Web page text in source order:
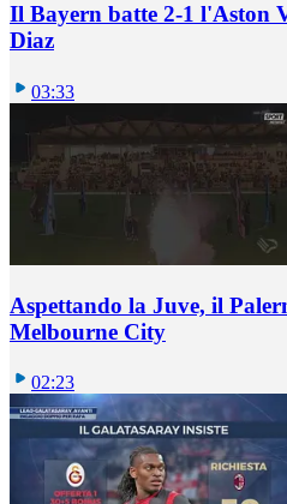
Il Bayern batte 2-1 l'Aston
Diaz
03:33
Aspettando la Juve, il
Melbourne City
02:23